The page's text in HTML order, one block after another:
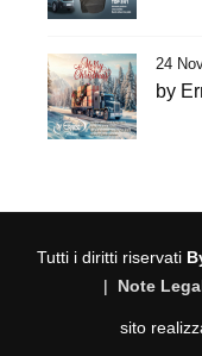
24
by
Tutti i diritti riservati
| Note
sito